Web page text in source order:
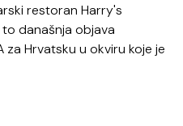
restoran Harry's
današnja objava
za Hrvatsku u okviru koje je